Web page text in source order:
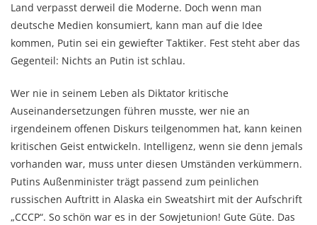
Land verpasst derweil die Moderne. Doch wenn man
deutsche Medien konsumiert, kann man auf die Idee
kommen, Putin sei ein gewiefter Taktiker. Fest steht aber das
Gegenteil: Nichts an Putin ist schlau.
Wer nie in seinem Leben als Diktator kritische
Auseinandersetzungen führen musste, wer nie an
irgendeinem offenen Diskurs teilgenommen hat, kann keinen
kritischen Geist entwickeln. Intelligenz, wenn sie denn jemals
vorhanden war, muss unter diesen Umständen verkümmern.
Putins Außenminister trägt passend zum peinlichen
russischen Auftritt in Alaska ein Sweatshirt mit der Aufschrift
„CCCP“. So schön war es in der Sowjetunion! Gute Güte. Das